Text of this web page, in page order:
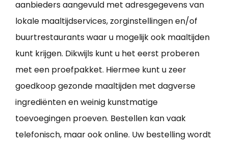
aanbieders aangevuld met adresgegevens van
lokale maaltijdservices, zorginstellingen en/of
buurtrestaurants waar u mogelijk ook maaltijden
kunt krijgen. Dikwijls kunt u het eerst proberen
met een proefpakket. Hiermee kunt u zeer
goedkoop gezonde maaltijden met dagverse
ingrediënten en weinig kunstmatige
toevoegingen proeven. Bestellen kan vaak
telefonisch, maar ook online. Uw bestelling wordt